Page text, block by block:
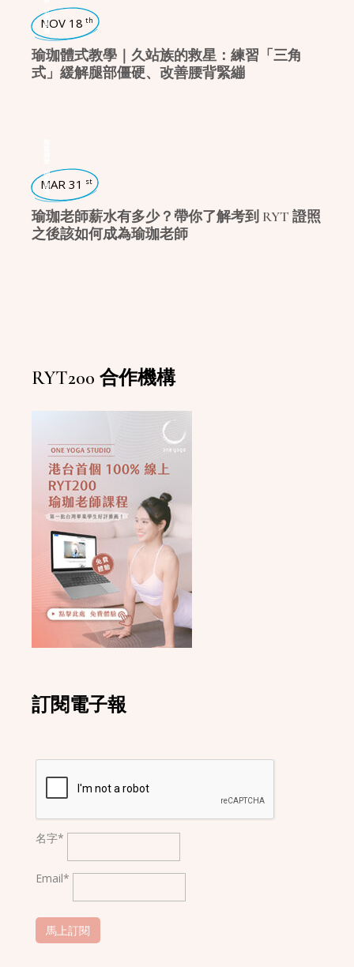
RYT200 合作機構
訂閱電子報
名字*
Email*
瑜珈體式
NOV 18 th
瑜珈體式教學｜久站族的救星：練習「三角
式」緩解腿部僵硬、改善腰背緊繃
瑜珈學堂
MAR 31 st
瑜珈老師薪水有多少？帶你了解考到 RYT 證照
之後該如何成為瑜珈老師